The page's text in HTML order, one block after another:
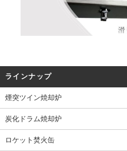
ラインナップ
煙突ツイン焼却炉
炭化ドラム焼却炉
ロケット焚火缶